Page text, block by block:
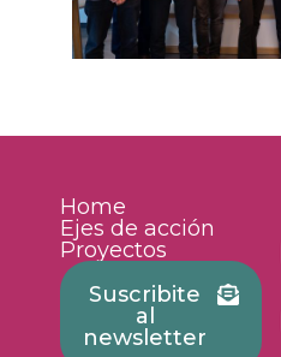
Home
Ejes de acción
Proyectos
Suscribite
al
newsletter